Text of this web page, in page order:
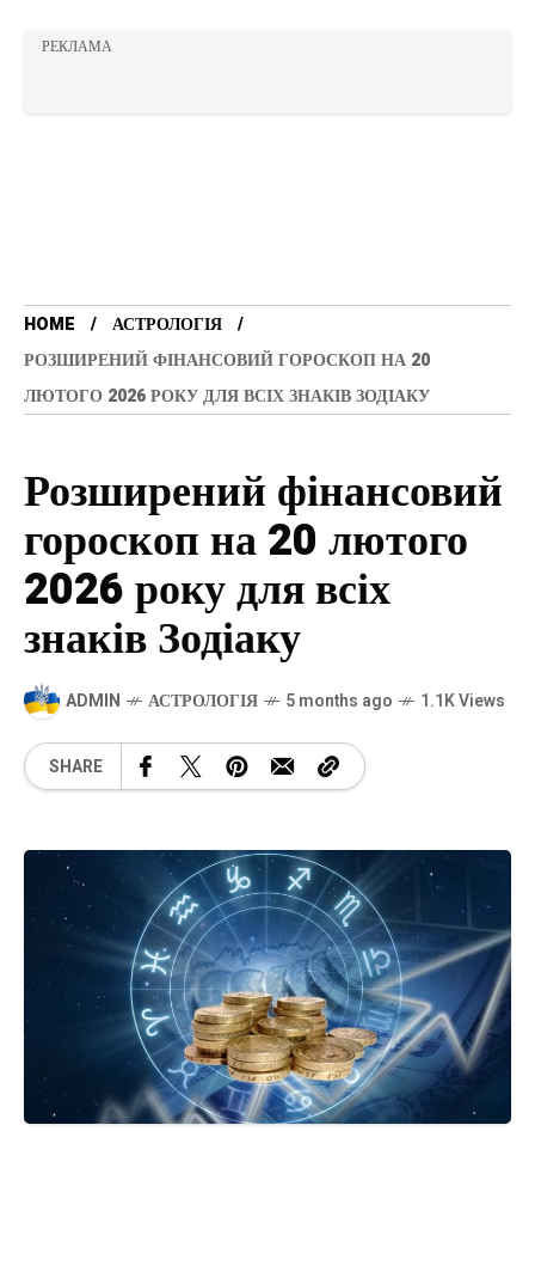
РЕКЛАМА
HOME
АСТРОЛОГІЯ
РОЗШИРЕНИЙ ФІНАНСОВИЙ ГОРОСКОП НА 20
ЛЮТОГО 2026 РОКУ ДЛЯ ВСІХ ЗНАКІВ ЗОДІАКУ
Розширений фінансовий
гороскоп на 20 лютого
2026 року для всіх
знаків Зодіаку
ADMIN АСТРОЛОГІЯ 5 months ago 1.1K Views
SHARE